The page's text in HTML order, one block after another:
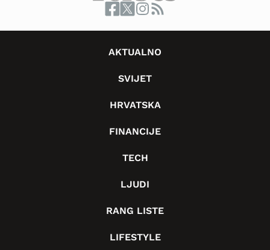
AKTUALNO
SVIJET
HRVATSKA
FINANCIJE
TECH
LJUDI
RANG LISTE
LIFESTYLE